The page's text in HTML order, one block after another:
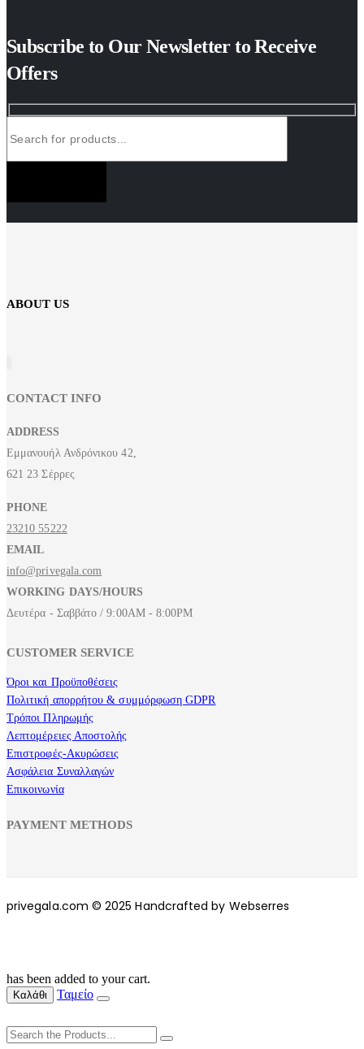
Subscribe to Our Newsletter to Receive
Offers
ABOUT US
CONTACT INFO
ADDRESS
Εμμανουήλ Ανδρόνικου 42,
621 23 Σέρρες
PHONE
23210 55222
EMAIL
info@privegala.com
WORKING DAYS/HOURS
Δευτέρα - Σαββάτο / 9:00AM - 8:00PM
CUSTOMER SERVICE
Όροι και Προϋποθέσεις
Πολιτική απορρήτου & συμμόρφωση GDPR
Τρόποι Πληρωμής
Λεπτομέρειες Αποστολής
Επιστροφές-Ακυρώσεις
Ασφάλεια Συναλλαγών
Επικοινωνία
PAYMENT METHODS
privegala.com © 2025 Handcrafted by Webserres
has been added to your cart.
Καλάθι Ταμείο